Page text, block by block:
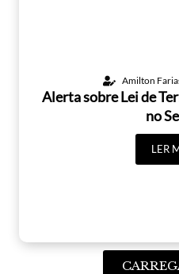
Amilton
Alerta sobre Lei de
no
LER